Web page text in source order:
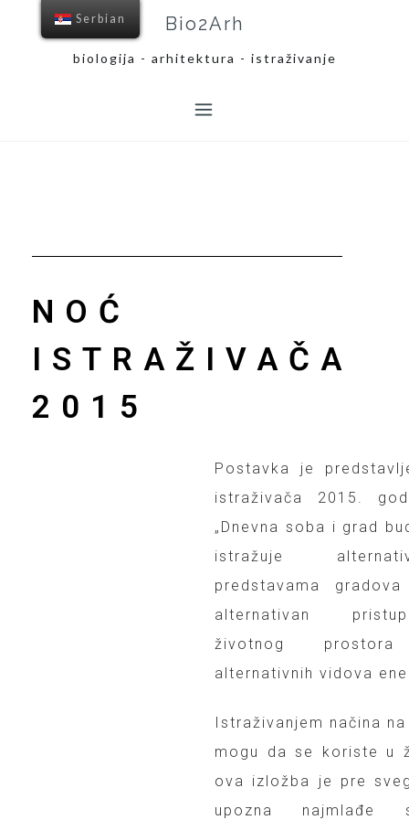
Bio2Arh
biologija - arhitektura - istraživanje
NOĆ
ISTRAŽIVAČA
2015
Postavka je
istraživača 2015.
„Dnevna soba i grad
istražuje
predstavama
alternativan
životnog
alternativnih vidova
Istraživanjem načina
mogu da se koriste u
ova izložba je pre
upozna najmlađe
Serbian